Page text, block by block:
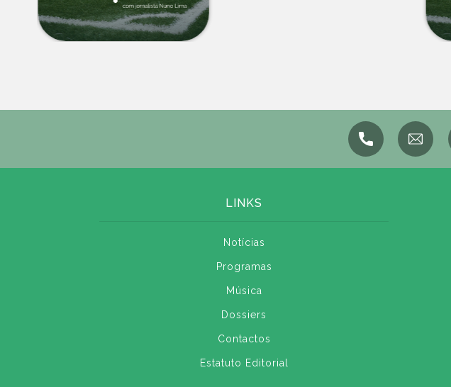
LINKS
Notícias
Programas
Música
Dossiers
Contactos
Estatuto Editorial